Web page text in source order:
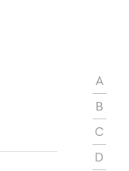
A
B
C
D